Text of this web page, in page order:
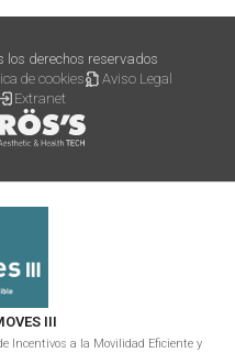
los derechos reservados
de cookies
Aviso Legal
Extranet
III
Incentivos a la Movilidad Eficiente y